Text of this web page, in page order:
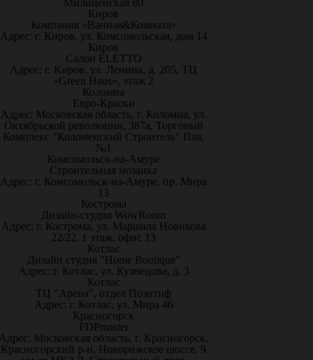
Милицейская 80
Киров
Компания «Ванная&Комната»
Адрес: г. Киров, ул. Комсомольская, дом 14
Киров
Салон ELETTO
Адрес: г. Киров, ул. Ленина, д. 205, ТЦ
«Green Haus», этаж 2
Коломна
Евро-Краски
Адрес: Московская область, г. Коломна, ул.
Октябрьской революции, 387а, Торговый
Комплекс "Коломенский Строитель" Пав.
№1
Комсомольск-на-Амуре
Строительная мозаика
Адрес: г. Комсомольск-на-Амуре, пр. Мира
13
Кострома
Дизайн-студия WowRoom
Адрес: г. Кострома, ул. Маршала Новикова
22/22, 1 этаж, офис 13
Котлас
Дизайн студия "Home Boutique"
Адрес: г. Котлас, ул. Кузнецова, д. 3
Котлас
ТЦ "Арена", отдел Позитиф
Адрес: г. Котлас, ул. Мира 46
Красногорск
FDPmaster
Московская область, г. Красногорск,
Красногорский р-н, Новорижское шоссе, 9